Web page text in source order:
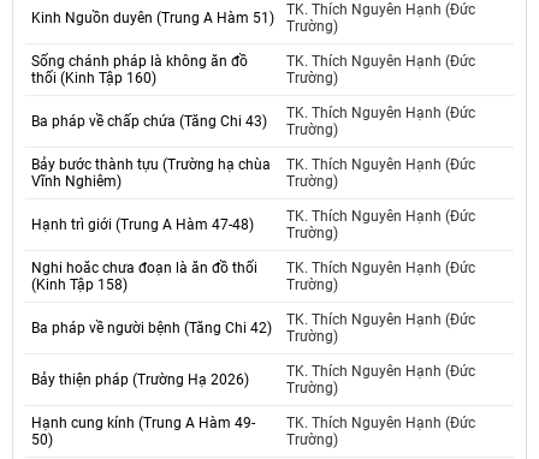
Kinh Nguồn duyên (Trung A Hàm 51)
TK. Thích Nguyên Hạnh (Đức
Trường)
Sống chánh pháp là không ăn đồ
thối (Kinh Tập 160)
TK. Thích Nguyên Hạnh (Đức
Trường)
Ba pháp về chấp chứa (Tăng Chi 43)
TK. Thích Nguyên Hạnh (Đức
Trường)
Bảy bước thành tựu (Trường hạ chùa
Vĩnh Nghiêm)
TK. Thích Nguyên Hạnh (Đức
Trường)
Hạnh trì giới (Trung A Hàm 47-48)
TK. Thích Nguyên Hạnh (Đức
Trường)
Nghi hoăc chưa đoạn là ăn đồ thối
(Kinh Tập 158)
TK. Thích Nguyên Hạnh (Đức
Trường)
Ba pháp về người bệnh (Tăng Chi 42)
TK. Thích Nguyên Hạnh (Đức
Trường)
Bảy thiện pháp (Trường Hạ 2026)
TK. Thích Nguyên Hạnh (Đức
Trường)
Hạnh cung kính (Trung A Hàm 49-
50)
TK. Thích Nguyên Hạnh (Đức
Trường)